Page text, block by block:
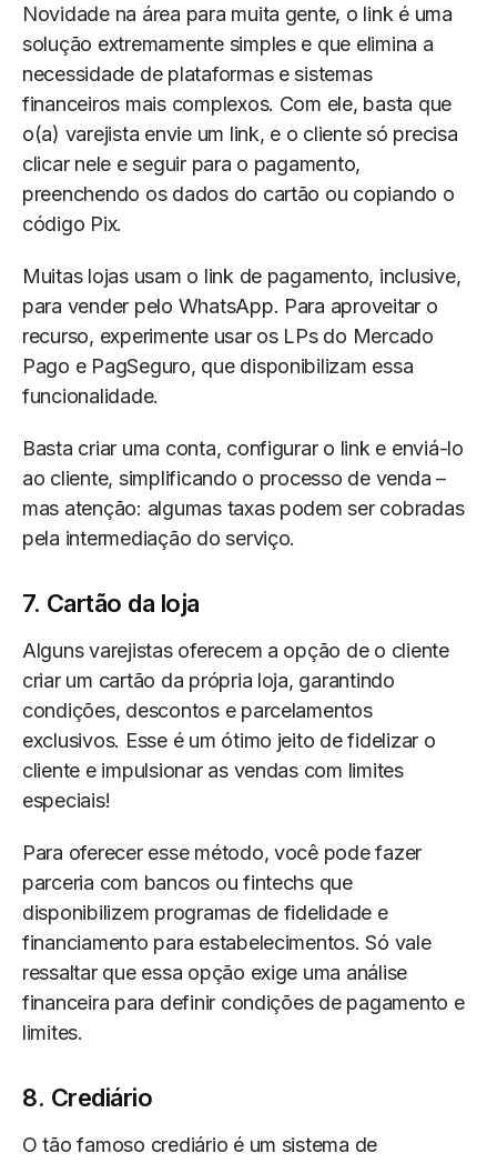
Novidade na área para muita gente, o link é uma
solução extremamente simples e que elimina a
necessidade de plataformas e sistemas
financeiros mais complexos. Com ele, basta que
o(a) varejista envie um link, e o cliente só precisa
clicar nele e seguir para o pagamento,
preenchendo os dados do cartão ou copiando o
código Pix.
Muitas lojas usam o link de pagamento, inclusive,
para vender pelo WhatsApp. Para aproveitar o
recurso, experimente usar os LPs do Mercado
Pago e PagSeguro, que disponibilizam essa
funcionalidade.
Basta criar uma conta, configurar o link e enviá-lo
ao cliente, simplificando o processo de venda –
mas atenção: algumas taxas podem ser cobradas
pela intermediação do serviço.
7. Cartão da loja
Alguns varejistas oferecem a opção de o cliente
criar um cartão da própria loja, garantindo
condições, descontos e parcelamentos
exclusivos. Esse é um ótimo jeito de fidelizar o
cliente e impulsionar as vendas com limites
especiais!
Para oferecer esse método, você pode fazer
parceria com bancos ou fintechs que
disponibilizem programas de fidelidade e
financiamento para estabelecimentos. Só vale
ressaltar que essa opção exige uma análise
financeira para definir condições de pagamento e
limites.
8. Crediário
O tão famoso crediário é um sistema de